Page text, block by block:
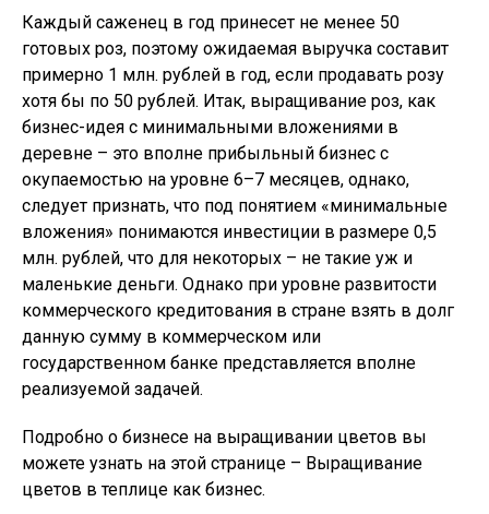
Каждый саженец в год принесет не менее 50
готовых роз, поэтому ожидаемая выручка составит
примерно 1 млн. рублей в год, если продавать розу
хотя бы по 50 рублей. Итак, выращивание роз, как
бизнес-идея с минимальными вложениями в
деревне – это вполне прибыльный бизнес с
окупаемостью на уровне 6–7 месяцев, однако,
следует признать, что под понятием «минимальные
вложения» понимаются инвестиции в размере 0,5
млн. рублей, что для некоторых – не такие уж и
маленькие деньги. Однако при уровне развитости
коммерческого кредитования в стране взять в долг
данную сумму в коммерческом или
государственном банке представляется вполне
реализуемой задачей.
Подробно о бизнесе на выращивании цветов вы
можете узнать на этой странице – Выращивание
цветов в теплице как бизнес.